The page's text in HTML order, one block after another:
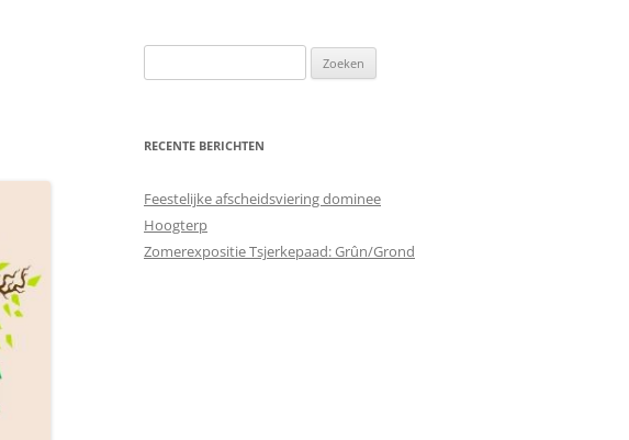
naar:
RECENTE BERICHTEN
Feestelijke afscheidsviering dominee
Hoogterp
Zomerexpositie Tsjerkepaad: Grûn/Grond